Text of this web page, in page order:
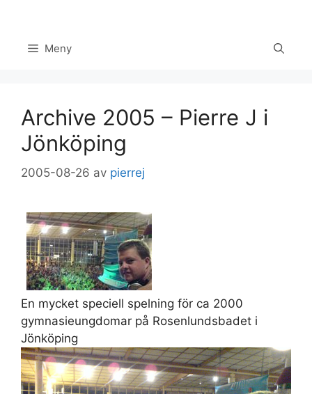
innehåll Meny
Archive 2005 – Pierre J i
Jönköping
2005-08-26 av pierrej
En mycket speciell spelning för ca 2000
gymnasieungdomar på Rosenlundsbadet i
Jönköping